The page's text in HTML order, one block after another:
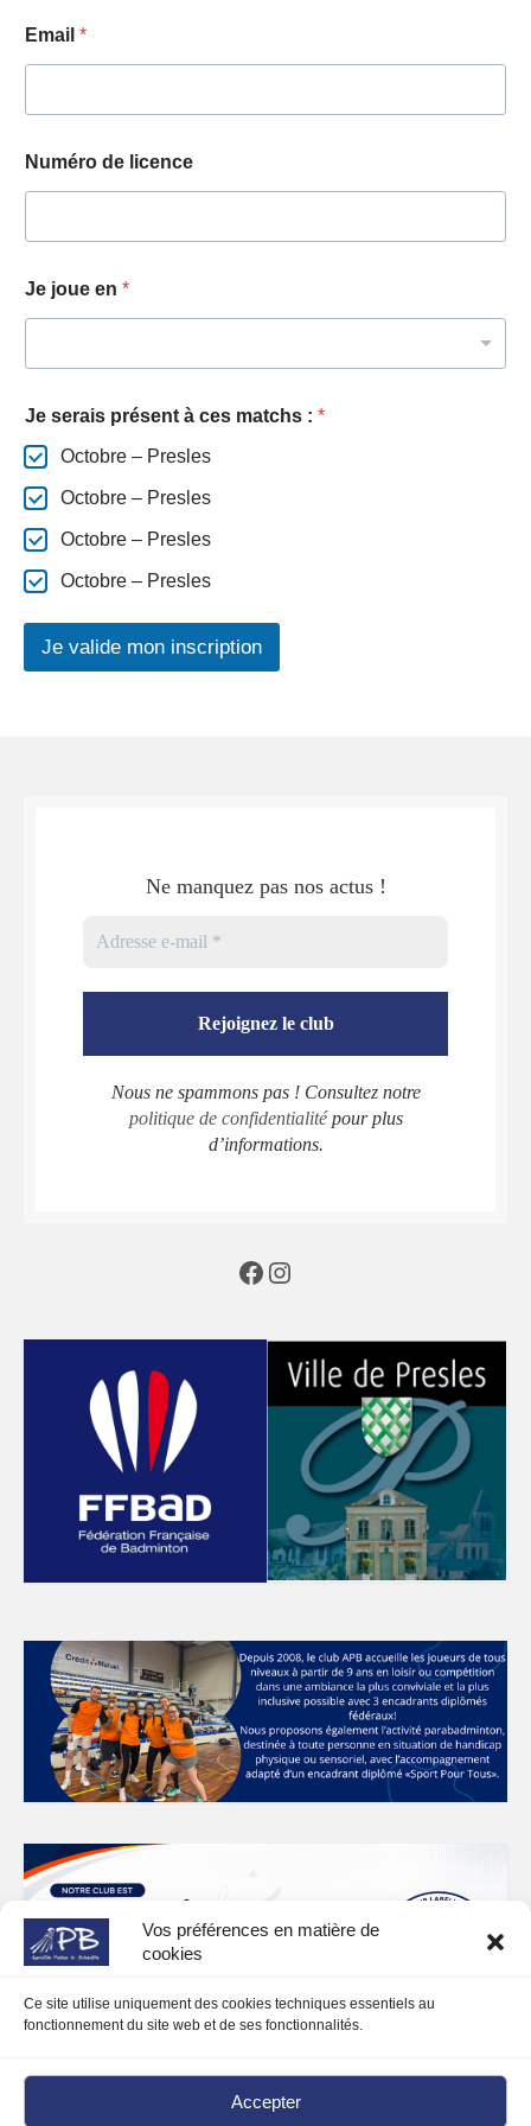
Vos préférences en matière de
cookies
Ce site utilise uniquement des cookies techniques essentiels au
fonctionnement du site web et de ses fonctionnalités.
Accepter
Email *
Numéro de licence
Je joue en *
Je serais présent à ces matchs : *
Octobre – Presles
Octobre – Presles
Octobre – Presles
Octobre – Presles
Je valide mon inscription
Ne manquez pas nos actus !
Nous ne spammons pas ! Consultez notre
politique de confidentialitépour plus
d’informations.
Facebook
Instagram